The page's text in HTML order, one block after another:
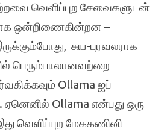
வெளிப்புற சேவைகளுடன்
ஒன்றிணைகின்றன –
சுய-புரவலராக
பெரும்பாலானவற்றை
Ollama ஐப்
Ollama என்பது ஒரு
வெளிப்புற மேககணினி